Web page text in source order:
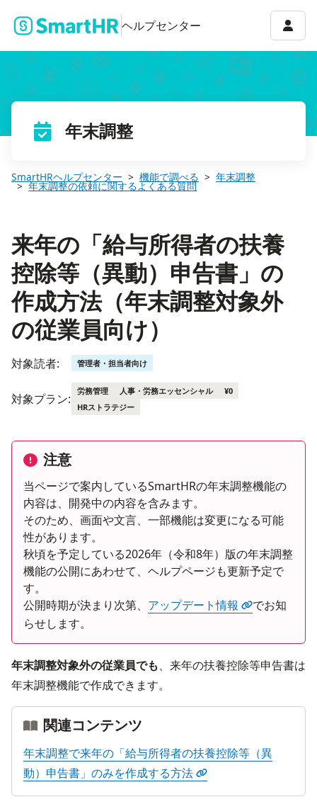
ヘルプセンター アカ
年末調整
SmartHRヘルプセンター 機能で調べる 年末調整
年末調整の依頼に関するよくある質問
来年の「給与所得者の扶養
控除等（異動）申告書」の
作成方法（年末調整対象外
の従業員向け）
対象読者: 管理者・担当者向け
対象プラン:
労務管理 人事・労務エッセンシャル
¥0
HRストラテジー
注意
当ページで案内しているSmartHRの年末調整機能の
内容は、開発中の内容を含みます。
そのため、画面や文言、一部機能は変更になる可能
性があります。
秋頃を予定している2026年（令和8年）版の年末調整
機能の公開にあわせて、ヘルプページも更新予定で
す。
公開時期が決まり次第、 アップデート情報
でお知
らせします。
年末調整対象外の従業員でも、来年の扶養控除等申告書は
年末調整機能で作成できます。
関連コンテンツ
年末調整で来年の「給与所得者の扶養控除等（異
動）申告書」のみを作成する方法